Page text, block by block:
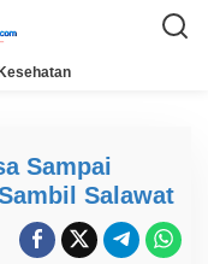
Kesehatan
Sampai
Salawat